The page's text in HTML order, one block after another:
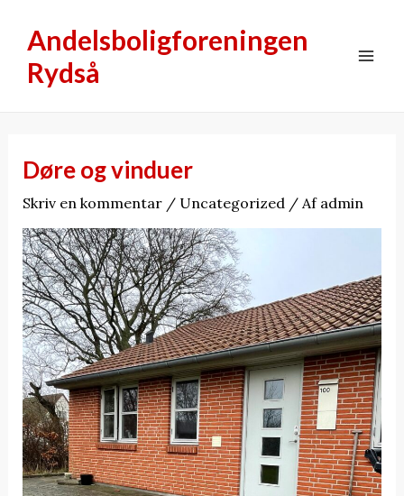
indholdet
Andelsboligforeningen
Rydså
Døre og vinduer
Skriv en kommentar / Uncategorized/ Af admin